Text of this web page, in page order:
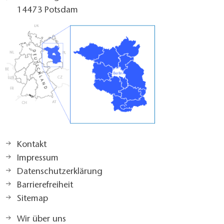
14473 Potsdam
Kontakt
Impressum
Datenschutzerklärung
Barrierefreiheit
Sitemap
Wir über uns